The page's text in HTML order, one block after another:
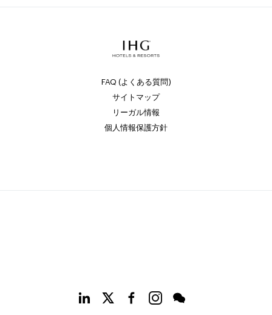
FAQ (よくある質問)
サイトマップ
リーガル情報
個人情報保護方針